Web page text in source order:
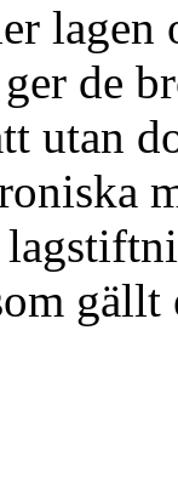
de
utan